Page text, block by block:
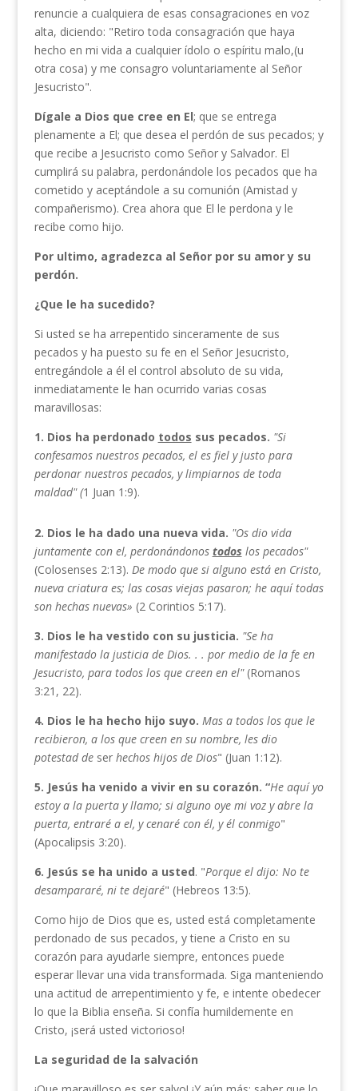
renuncie a cualquiera de esas consagraciones en voz
alta, diciendo: "Retiro toda consagra­ción que haya
hecho en mi vida a cualquier ídolo o espíritu malo,(u
otra cosa) y me consagro voluntariamente al Señor
Jesucristo".
Dígale a Dios que cree en El; que se entrega
plenamente a El; que desea el perdón de sus pecados; y
que recibe a Jesucristo como Señor y Salvador. El
cumplirá su palabra, perdonándole los pecados que ha
cometido y aceptándole a su comunión (Amistad y
compañerismo). Crea ahora que El le perdona y le
recibe como hijo.
Por ultimo, agradezca al Señor por su amor y su
perdón.
¿Que le ha sucedido?
Si usted se ha arrepentido sinceramente de sus
pecados y ha puesto su fe en el Señor Jesucristo,
entregándole a él el control absoluto de su vida,
inmediatamente le han ocurrido varias cosas
maravillosas:
1. Dios ha perdonado todos sus pecados. "Si
confesamos nuestros pecados, el es fiel y justo para
perdonar nuestros pecados, y limpiarnos de toda
maldad" (1 Juan 1:9).
2. Dios le ha dado una nueva vida. "Os dio vida
juntamente con el, perdonándonos todos los pecados"
(Colosenses 2:13). De modo que si alguno está en Cristo,
nueva criatura es; las cosas viejas pasaron; he aquí todas
son hechas nuevas» (2 Corintios 5:17).
3. Dios le ha vestido con su justicia. "Se ha
manifestado la justicia de Dios. . . por medio de la fe en
Jesucristo, para todos los que creen en el" (Romanos
3:21, 22).
4. Dios le ha hecho hijo suyo. Mas a todos los que le
recibie­ron, a los que creen en su nombre, les dio
potestad de ser hechos hijos de Dios" (Juan 1:12).
5. Jesús ha venido a vivir en su corazón. “He aquí yo
estoy a la puerta y llamo; si alguno oye mi voz y abre la
puerta, entraré a el, y cenaré con él, y él conmigo"
(Apocalipsis 3:20).
6. Jesús se ha unido a usted. "Porque el dijo: No te
desam­pararé, ni te dejaré" (Hebreos 13:5).
Como hijo de Dios que es, usted está completamente
perdonado de sus pecados, y tiene a Cristo en su
corazón para ayudarle siempre, entonces puede
esperar llevar una vida transformada. Siga manteniendo
una actitud de arrepentimiento y fe, e intente obedecer
lo que la Biblia enseña. Si confía humildemente en
Cristo, ¡será usted victorioso!
La seguridad de la salvación